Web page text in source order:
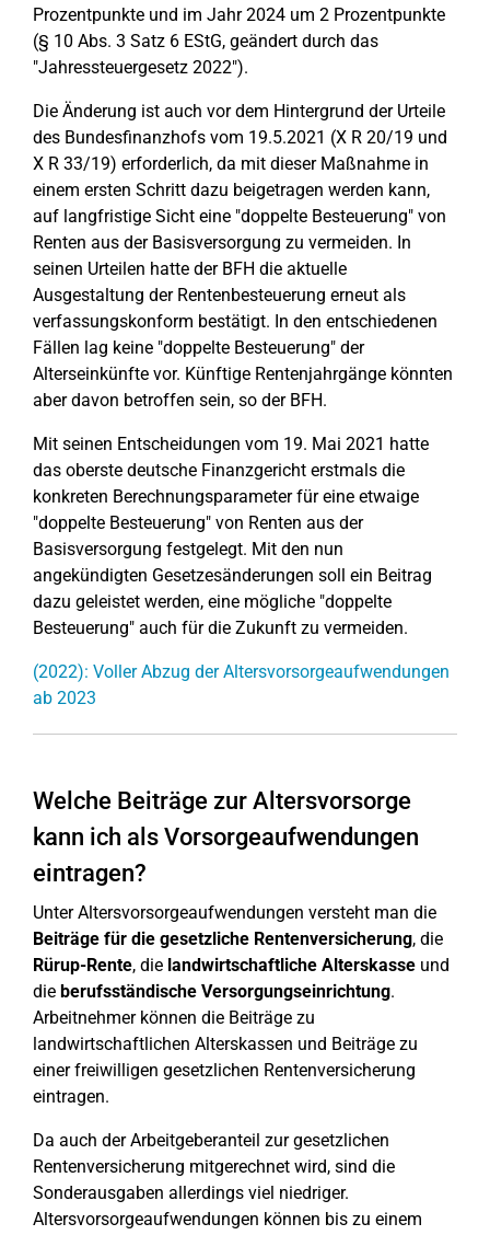
Prozentpunkte und im Jahr 2024 um 2 Prozentpunkte
(§ 10 Abs. 3 Satz 6 EStG, geändert durch das
"Jahressteuergesetz 2022").
Die Änderung ist auch vor dem Hintergrund der Urteile
des Bundesfinanzhofs vom 19.5.2021 (X R 20/19 und
X R 33/19) erforderlich, da mit dieser Maßnahme in
einem ersten Schritt dazu beigetragen werden kann,
auf langfristige Sicht eine "doppelte Besteuerung" von
Renten aus der Basisversorgung zu vermeiden. In
seinen Urteilen hatte der BFH die aktuelle
Ausgestaltung der Rentenbesteuerung erneut als
verfassungskonform bestätigt. In den entschiedenen
Fällen lag keine "doppelte Besteuerung" der
Alterseinkünfte vor. Künftige Rentenjahrgänge könnten
aber davon betroffen sein, so der BFH.
Mit seinen Entscheidungen vom 19. Mai 2021 hatte
das oberste deutsche Finanzgericht erstmals die
konkreten Berechnungsparameter für eine etwaige
"doppelte Besteuerung" von Renten aus der
Basisversorgung festgelegt. Mit den nun
angekündigten Gesetzesänderungen soll ein Beitrag
dazu geleistet werden, eine mögliche "doppelte
Besteuerung" auch für die Zukunft zu vermeiden.
(2022): Voller Abzug der Altersvorsorgeaufwendungen
ab 2023
Welche Beiträge zur Altersvorsorge
kann ich als Vorsorgeaufwendungen
eintragen?
Unter Altersvorsorgeaufwendungen versteht man die
Beiträge für die gesetzliche Rentenversicherung, die
Rürup-Rente, die landwirtschaftliche Alterskasse und
die berufsständische Versorgungseinrichtung.
Arbeitnehmer können die Beiträge zu
landwirtschaftlichen Alterskassen und Beiträge zu
einer freiwilligen gesetzlichen Rentenversicherung
eintragen.
Da auch der Arbeitgeberanteil zur gesetzlichen
Rentenversicherung mitgerechnet wird, sind die
Sonderausgaben allerdings viel niedriger.
Altersvorsorgeaufwendungen können bis zu einem